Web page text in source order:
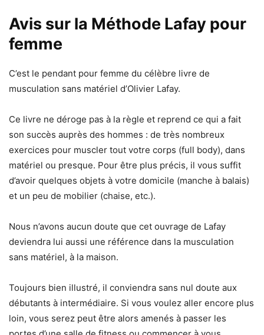
Avis sur la Méthode Lafay pour
femme
C’est le pendant pour femme du célèbre livre de
musculation sans matériel d’Olivier Lafay.
Ce livre ne déroge pas à la règle et reprend ce qui a fait
son succès auprès des hommes : de très nombreux
exercices pour muscler tout votre corps (full body), dans
matériel ou presque. Pour être plus précis, il vous suffit
d’avoir quelques objets à votre domicile (manche à balais)
et un peu de mobilier (chaise, etc.).
Nous n’avons aucun doute que cet ouvrage de Lafay
deviendra lui aussi une référence dans la musculation
sans matériel, à la maison.
Toujours bien illustré, il conviendra sans nul doute aux
débutants à intermédiaire. Si vous voulez aller encore plus
loin, vous serez peut être alors amenés à passer les